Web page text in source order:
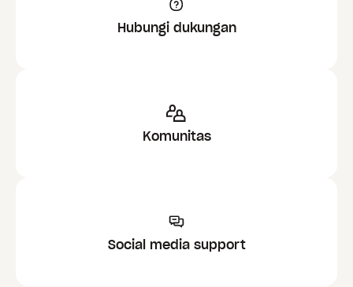
Hubungi dukungan
Komunitas
Social media support